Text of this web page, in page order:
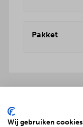
Pakket
Wij gebruiken cookies